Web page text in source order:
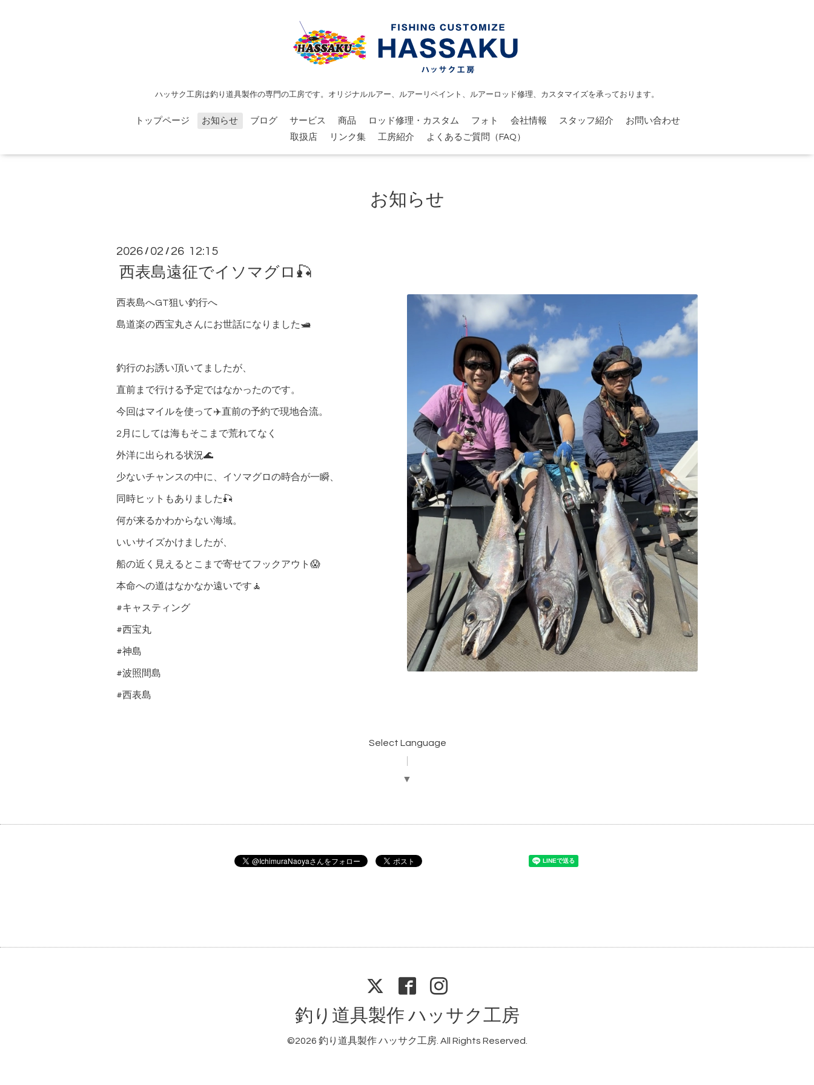
ハッサク工房は釣り道具製作の専門の工房です。オリジナルルアー、ルアーリペイント、ルアーロッド修理、カスタマイズを承っております。
トップページ お知らせ ブログ サービス 商品 ロッド修理・カスタム フォト 会社情報 スタッフ紹介
お問い合わせ
取扱店
リンク集 工房紹介 よくあるご質問（FAQ）
お知らせ
2026 / 02 / 26 12:15
西表島遠征でイソマグロ🎣
西表島へGT狙い釣行へ
島道楽の西宝丸さんにお世話になりました🛥️
釣行のお誘い頂いてましたが、
直前まで行ける予定ではなかったのです。
今回はマイルを使って✈️直前の予約で現地合流。
2月にしては海もそこまで荒れてなく
外洋に出られる状況🌊
少ないチャンスの中に、イソマグロの時合が一瞬、
同時ヒットもありました🎣
何が来るかわからない海域。
いいサイズかけましたが、
船の近く見えるとこまで寄せてフックアウト😱
本命への道はなかなか遠いです🧘
#キャスティング
#西宝丸
#神島
#波照間島
#西表島
Select Language
▼
釣り道具製作 ハッサク工房
©2026 釣り道具製作 ハッサク工房. All Rights Reserved.